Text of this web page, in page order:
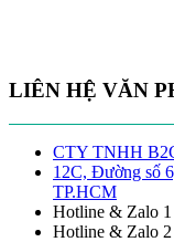
LIÊN HỆ VĂN
CTY TNHH
12C, Đường số
TP.HCM
Hotline & Zalo
Hotline & Zalo